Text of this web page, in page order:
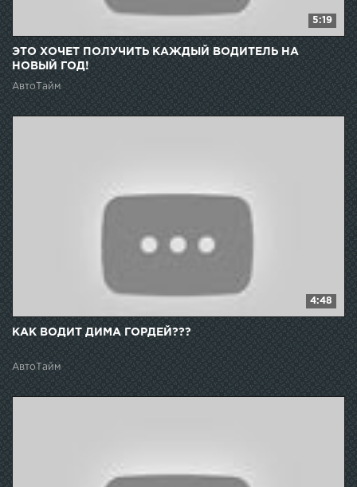
5:19
ЭТО ХОЧЕТ ПОЛУЧИТЬ КАЖДЫЙ ВОДИТЕЛЬ НА
НОВЫЙ ГОД!
АвтоТайм
4:48
КАК ВОДИТ ДИМА ГОРДЕЙ???
АвтоТайм